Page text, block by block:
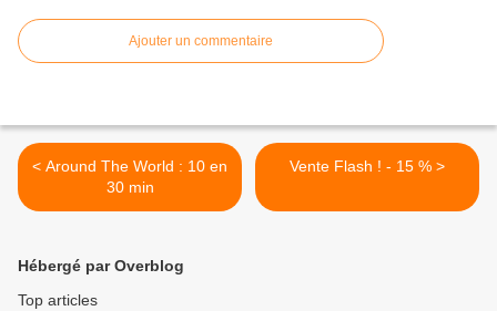
Ajouter un commentaire
< Around The World : 10 en
30 min
Vente Flash ! - 15 % >
Hébergé par Overblog
Top articles